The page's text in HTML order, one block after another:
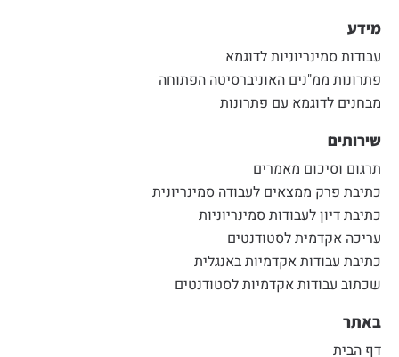
מידע
עבודות סמינריוניות לדוגמא
פתרונות ממ"נים האוניברסיטה הפתוחה
מבחנים לדוגמא עם פתרונות
שירותים
תרגום וסיכום מאמרים
כתיבת פרק ממצאים לעבודה סמינריונית
כתיבת דיון לעבודות סמינריוניות
עריכה אקדמית לסטודנטים
כתיבת עבודות אקדמיות באנגלית
שכתוב עבודות אקדמיות לסטודנטים
באתר
דף הבית